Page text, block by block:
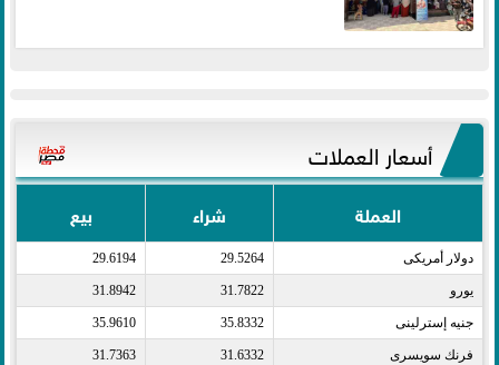
أسعار العملات
العملة شراء بيع
دولار أمريكى​ 29.5264
29.6194
يورو​ 31.7822
31.8942
جنيه إسترلينى​ 35.8332
35.9610
فرنك سويسرى​ 31.6332
31.7363